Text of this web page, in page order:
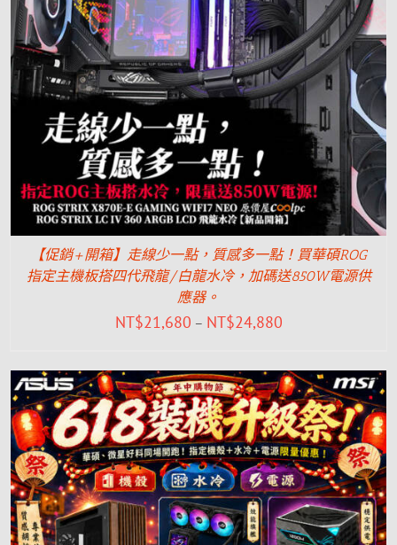
【促銷+開箱】走線少一點，質感多一點！買華碩ROG
指定主機板搭四代飛龍/白龍水冷，加碼送850W電源供
應器。
NT$21,680 – NT$24,880